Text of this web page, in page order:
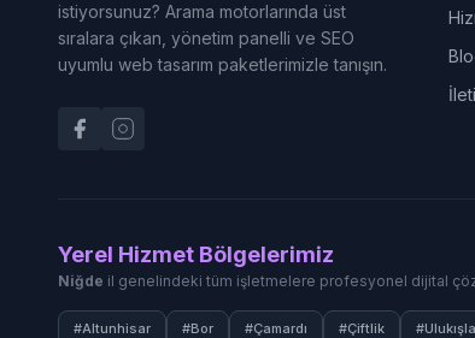
istiyorsunuz? Arama motorlarında üst
sıralara çıkan, yönetim panelli ve SEO
uyumlu web tasarım paketlerimizle tanışın.
Yerel Hizmet Bölgelerimiz
Niğde il genelindeki tüm işletmelere profesyonel dijital
#Altunhisar #Bor #Çamardı #Çiftlik #Ulukışla